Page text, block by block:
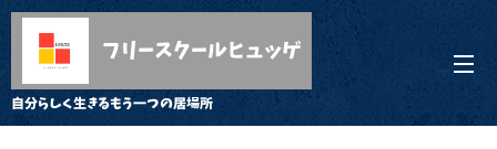
フリースクールヒュッゲ
自分らしく生きるもう一つの居場所